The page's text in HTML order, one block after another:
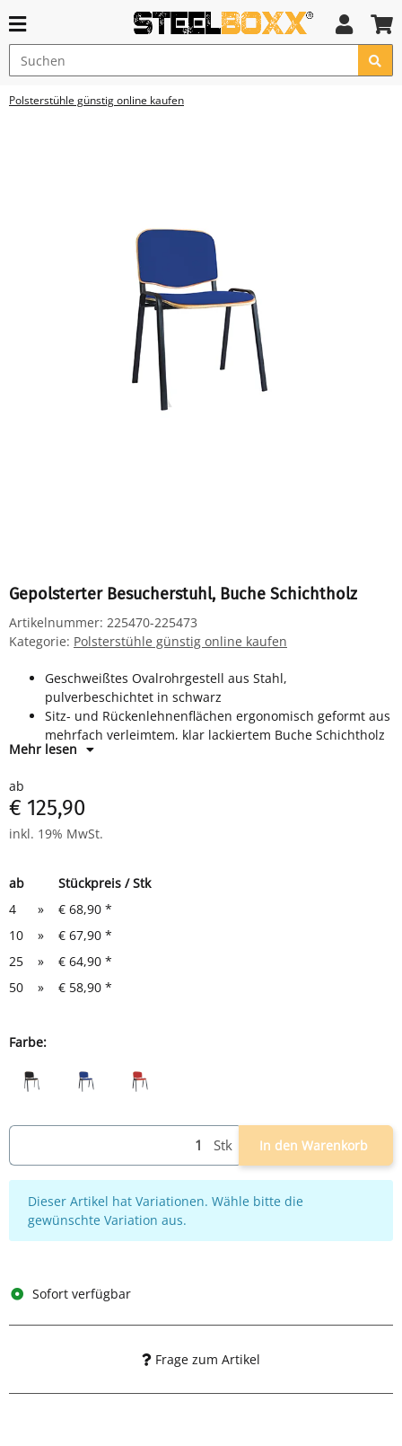
Polsterstühle günstig online kaufen
Gepolsterter Besucherstuhl, Buche Schichtholz
Artikelnummer: 225470-225473
Kategorie: Polsterstühle günstig online kaufen
Geschweißtes Ovalrohrgestell aus Stahl,
pulverbeschichtet in schwarz
Sitz- und Rückenlehnenflächen ergonomisch geformt aus
mehrfach verleimtem, klar lackiertem Buche Schichtholz
Sitzfläche und Rückenlehne gepolstert mit Stoffbezug
Sitzmaße: H 460 x B 475 x T 415 mm
Gesamtmaße: H 810 x B 545 x T 425 mm
Mehr lesen
ab
€ 125,90
inkl. 19% MwSt.
ab
Stückpreis / Stk
4
» € 68,90 *
10
» € 67,90 *
25
» € 64,90 *
50
» € 58,90 *
Farbe:
Stk In den Warenkorb
x
Dieser Artikel hat Variationen. Wähle bitte die
gewünschte Variation aus.
Sofort verfügbar
Frage zum Artikel